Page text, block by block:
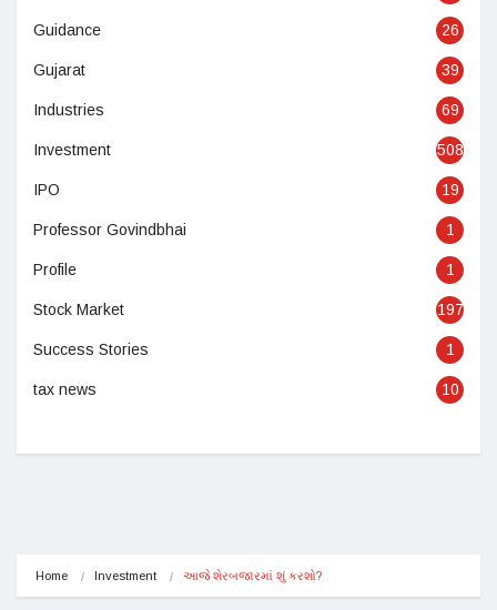
Guidance 26
Gujarat 39
Industries 69
Investment 508
IPO 19
Professor Govindbhai 1
Profile 1
Stock Market 197
Success Stories 1
tax news 10
Home Investment આજે શેરબજારમાં શું કરશો?